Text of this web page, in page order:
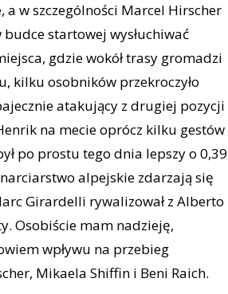
w szczególności Marcel Hirscher
startowej wysłuchiwać
gdzie wokół trasy gromadzi
kilku osobników przekroczyło
atakujący z drugiej pozycji
na mecie oprócz kilku gestów
po prostu tego dnia lepszy o 0,39
alpejskie zdarzają się
Girardelli rywalizował z Alberto
Osobiście mam nadzieję,
wpływu na przebieg
Mikaela Shiffin i Beni Raich.